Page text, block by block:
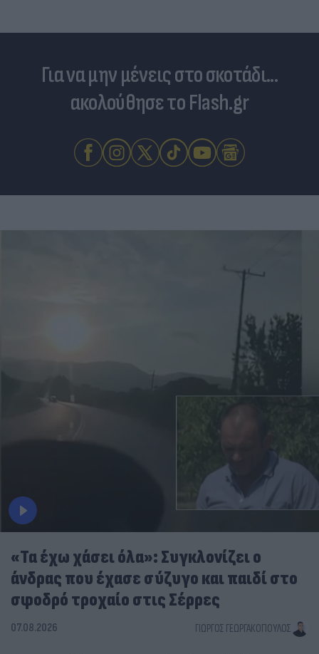
Για να μην μένεις στο σκοτάδι...
ακολούθησε το Flash.gr
«Τα έχω χάσει όλα»: Συγκλονίζει ο
άνδρας που έχασε σύζυγο και παιδί στο
σφοδρό τροχαίο στις Σέρρες
07.08.2026 ΓΙΏΡΓΟΣ ΓΕΩΡΓΑΚΌΠΟΥΛΟΣ